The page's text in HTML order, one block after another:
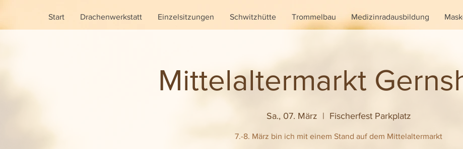
Start Drachenwerkstatt Einzelsitzungen Schwitzhütte Trommelbau Medizinradausbildung
Mittelaltermarkt
Sa., 07. März
  |
Fischerfest Parkplatz
7.-8. März bin ich mit einem Stand auf dem Mittelaltermarkt